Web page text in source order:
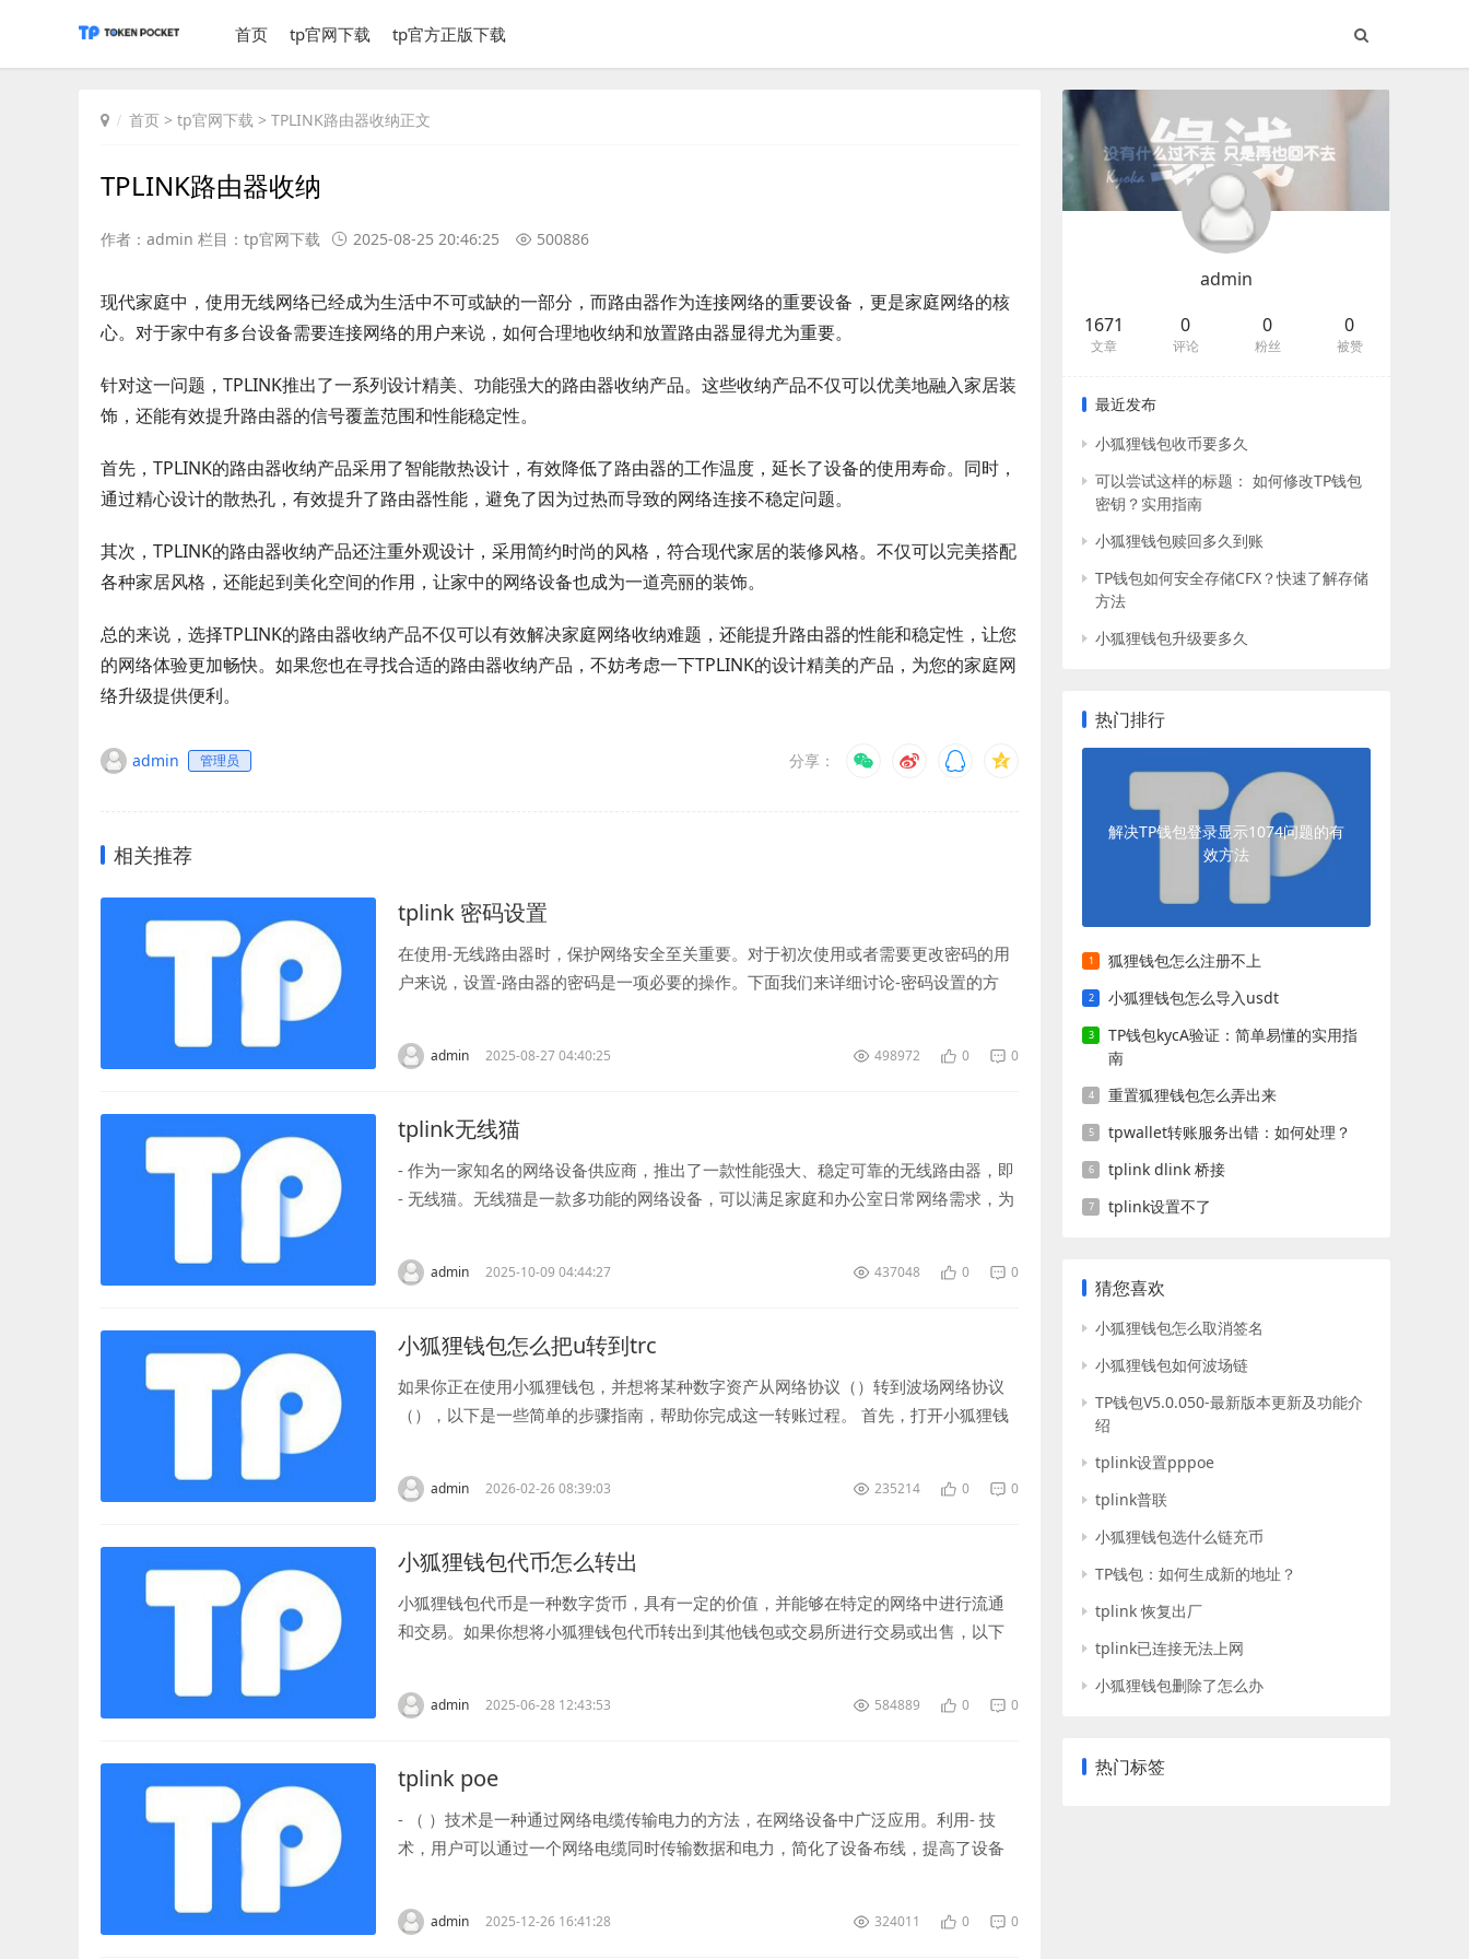
首页 tp官网下载 tp官方正版下载
首页 > tp官网下载 > TPLINK路由器收纳正文
TPLINK路由器收纳
作者：admin 栏目： tp官网下载 2025-08-25 20:46:25 500886
现代家庭中，使用无线网络已经成为生活中不可或缺的一部分，而路由器作为连接网络的重要设备，更是家庭网络的核
心。对于家中有多台设备需要连接网络的用户来说，如何合理地收纳和放置路由器显得尤为重要。
针对这一问题，TPLINK推出了一系列设计精美、功能强大的路由器收纳产品。这些收纳产品不仅可以优美地融入家居装
饰，还能有效提升路由器的信号覆盖范围和性能稳定性。
首先，TPLINK的路由器收纳产品采用了智能散热设计，有效降低了路由器的工作温度，延长了设备的使用寿命。同时，
通过精心设计的散热孔，有效提升了路由器性能，避免了因为过热而导致的网络连接不稳定问题。
其次，TPLINK的路由器收纳产品还注重外观设计，采用简约时尚的风格，符合现代家居的装修风格。不仅可以完美搭配
各种家居风格，还能起到美化空间的作用，让家中的网络设备也成为一道亮丽的装饰。
总的来说，选择TPLINK的路由器收纳产品不仅可以有效解决家庭网络收纳难题，还能提升路由器的性能和稳定性，让您
的网络体验更加畅快。如果您也在寻找合适的路由器收纳产品，不妨考虑一下TPLINK的设计精美的产品，为您的家庭网
络升级提供便利。
admin 管理员 分享：
相关推荐
tplink 密码设置
在使用-无线路由器时，保护网络安全至关重要。对于初次使用或者需要更改密码的用
户来说，设置-路由器的密码是一项必要的操作。下面我们来详细讨论-密码设置的方
admin 2025-08-27 04:40:25 498972 0 0
tplink无线猫
- 作为一家知名的网络设备供应商，推出了一款性能强大、稳定可靠的无线路由器，即
- 无线猫。无线猫是一款多功能的网络设备，可以满足家庭和办公室日常网络需求，为
admin 2025-10-09 04:44:27 437048 0 0
小狐狸钱包怎么把u转到trc
如果你正在使用小狐狸钱包，并想将某种数字资产从网络协议（）转到波场网络协议
（），以下是一些简单的步骤指南，帮助你完成这一转账过程。 首先，打开小狐狸钱
admin 2026-02-26 08:39:03 235214 0 0
小狐狸钱包代币怎么转出
小狐狸钱包代币是一种数字货币，具有一定的价值，并能够在特定的网络中进行流通
和交易。如果你想将小狐狸钱包代币转出到其他钱包或交易所进行交易或出售，以下
admin 2025-06-28 12:43:53 584889 0 0
tplink poe
- （ ）技术是一种通过网络电缆传输电力的方法，在网络设备中广泛应用。利用- 技
术，用户可以通过一个网络电缆同时传输数据和电力，简化了设备布线，提高了设备
admin 2025-12-26 16:41:28 324011 0 0
admin
1671
文章
0
评论
0
粉丝
0
被赞
最近发布
小狐狸钱包收币要多久
可以尝试这样的标题： 如何修改TP钱包
密钥？实用指南
小狐狸钱包赎回多久到账
TP钱包如何安全存储CFX？快速了解存储
方法
小狐狸钱包升级要多久
热门排行
解决TP钱包登录显示1074问题的有
效方法
狐狸钱包怎么注册不上
小狐狸钱包怎么导入usdt
TP钱包kycA验证：简单易懂的实用指
南
重置狐狸钱包怎么弄出来
tpwallet转账服务出错：如何处理？
tplink dlink 桥接
tplink设置不了
猜您喜欢
小狐狸钱包怎么取消签名
小狐狸钱包如何波场链
TP钱包V5.0.050-最新版本更新及功能介
绍
tplink设置pppoe
tplink普联
小狐狸钱包选什么链充币
TP钱包：如何生成新的地址？
tplink 恢复出厂
tplink已连接无法上网
小狐狸钱包删除了怎么办
热门标签